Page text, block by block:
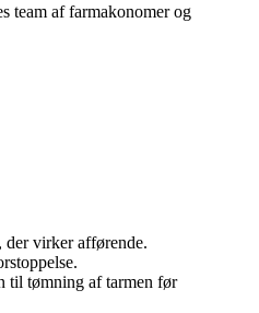
team af farmakonomer og
virker afførende.
til tømning af tarmen før